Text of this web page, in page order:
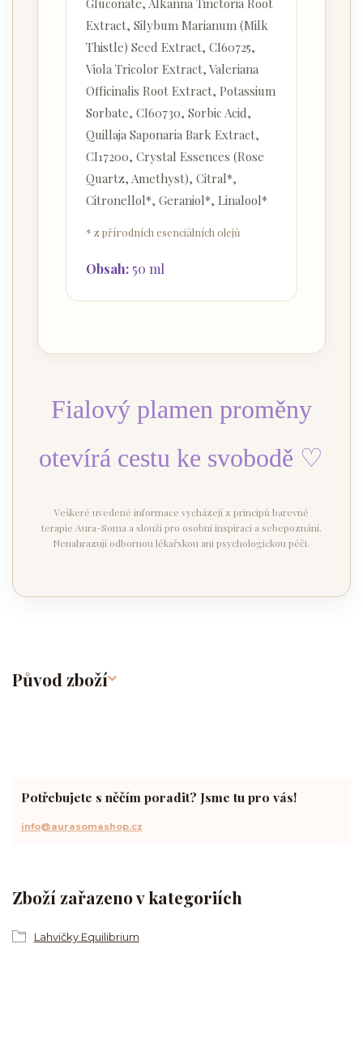
Gluconate, Alkanna Tinctoria Root
Extract, Silybum Marianum (Milk
Thistle) Seed Extract, CI60725,
Viola Tricolor Extract, Valeriana
Officinalis Root Extract, Potassium
Sorbate, CI60730, Sorbic Acid,
Quillaja Saponaria Bark Extract,
CI17200, Crystal Essences (Rose
Quartz, Amethyst), Citral*,
Citronellol*, Geraniol*, Linalool*
* z přírodních esenciálních olejů
Obsah: 50 ml
Fialový plamen proměny
otevírá cestu ke svobodě ♡
Veškeré uvedené informace vycházejí z principů barevné
terapie Aura-Soma a slouží pro osobní inspiraci a sebepoznání.
Nenahrazují odbornou lékařskou ani psychologickou péči.
Původ zboží
Zboží zařazeno v kategoriích
Lahvičky Equilibrium
Potřebujete s něčím poradit? Jsme tu pro vás!
info@aurasomashop.cz